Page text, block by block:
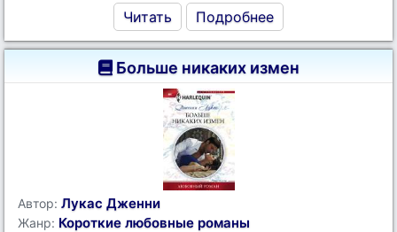
Читать Подробнее
Больше никаких измен
Автор: Лукас Дженни
Жанр: Короткие любовные романы